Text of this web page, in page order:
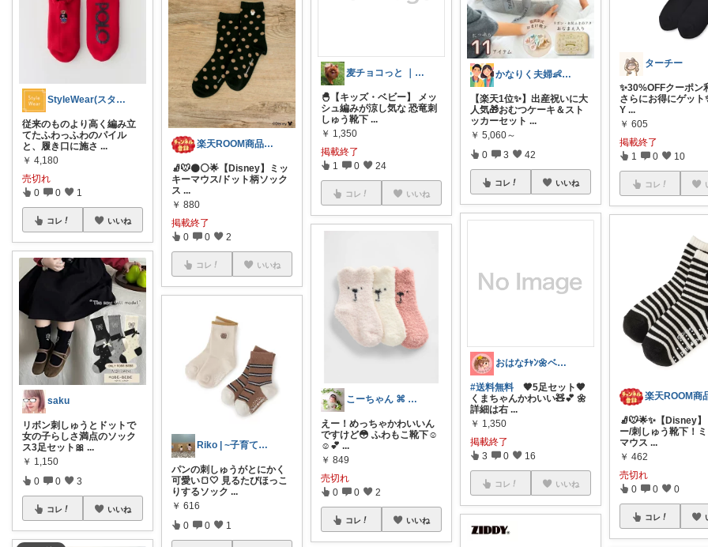
StyleWear(スタイル ウェアー)
従来のものより高く編み立
てたふわっふわのパイル
と、履き口に施さ ...
￥ 4,180
売切れ
0 0 1
コレ いいね
saku
リボン刺しゅうとドットで
女の子らしさ満点のソック
ス3足セット🎀 ...
￥ 1,150
0 0 3
コレ いいね
楽天ROOM商品紹介
🧦🐭⚫️⚪️🌟【Disney】ミッ
キーマウス/ドット柄ソック
ス ...
￥ 880
掲載終了
0 0 2
コレ いいね
Riko | ~子育てと暮らし~
パンの刺しゅうがとにかく
可愛い🍞🤍 見るたびほっこ
りするソック ...
￥ 616
0 0 1
麦チョコっと ｜ キッズ＆ベビー 夏
🐣【キッズ・ベビー】 メッ
シュ編みが涼し気な 恐竜刺
しゅう靴下 ...
￥ 1,350
掲載終了
1 0 24
コレ いいね
こーちゃん ⌘ 育児と家づくり
えー！めっちゃかわいいん
ですけど😳 ふわもこ靴下☺️
☺️💕...
￥ 849
売切れ
0 0 2
コレ いいね
かなりく夫婦👶 便利✖️時短✖️お得
【楽天1位✨】出産祝いに大
人気🎁おむつケーキ＆スト
ッカーセット ...
￥ 5,060～
0 3 42
コレ いいね
おはなﾁｬﾝ🌼ベビーキッズ🌿朝コレ
#送料無料 🤎5足セット🤎
くまちゃんかわいい🧸💕 🌼
詳細は右 ...
￥ 1,350
掲載終了
3 0 16
コレ いいね
ターチー
✨30%OFFクーポン
さらにお得にゲット
Y ...
￥ 605
掲載終了
1 0 10
コレ
🧦🐭🌟✨【Disney
ー/刺しゅう靴下！
マウス ...
￥ 462
売切れ
0 0 0
コレ